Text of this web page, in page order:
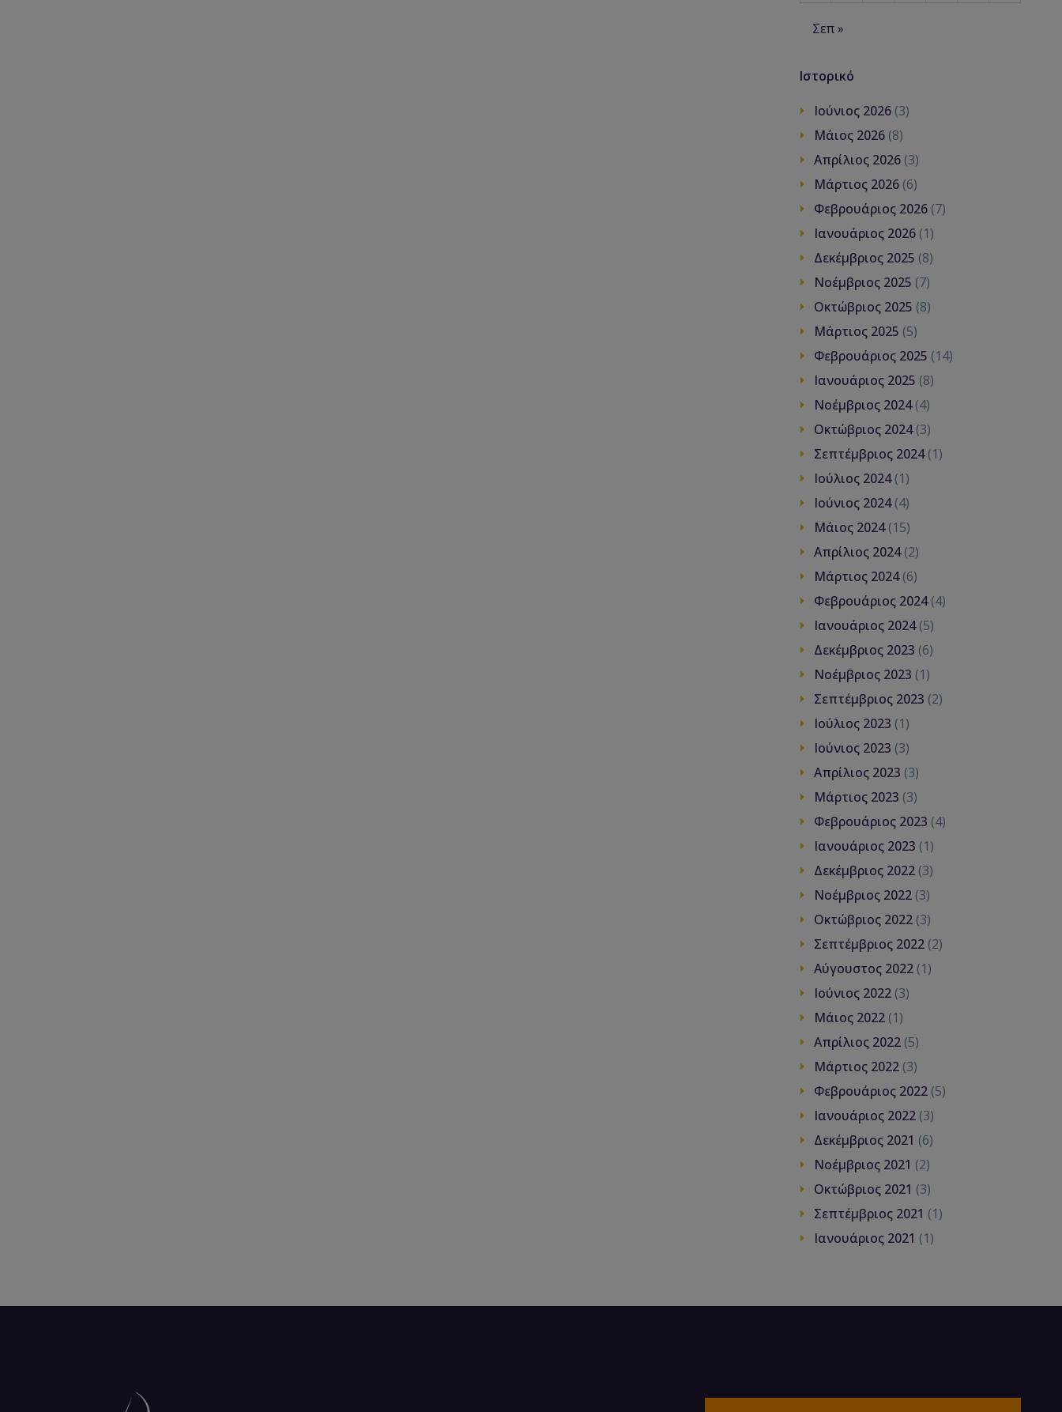
Σεπ »
Ιστορικό
Ιούνιος 2026 (3)
Μάιος 2026 (8)
Απρίλιος 2026 (3)
Μάρτιος 2026 (6)
Φεβρουάριος 2026 (7)
Ιανουάριος 2026 (1)
Δεκέμβριος 2025 (8)
Νοέμβριος 2025 (7)
Οκτώβριος 2025 (8)
Μάρτιος 2025 (5)
Φεβρουάριος 2025 (14)
Ιανουάριος 2025 (8)
Νοέμβριος 2024(4)
Οκτώβριος 2024(3)
Σεπτέμβριος 2024(1)
Ιούλιος 2024(1)
Ιούνιος 2024(4)
Μάιος 2024(15)
Απρίλιος 2024(2)
Μάρτιος 2024(6)
Φεβρουάριος 2024(4)
Ιανουάριος 2024(5)
Δεκέμβριος 2023 (6)
Νοέμβριος 2023 (1)
Σεπτέμβριος 2023 (2)
Ιούλιος 2023 (1)
Ιούνιος 2023 (3)
Απρίλιος 2023 (3)
Μάρτιος 2023 (3)
Φεβρουάριος 2023 (4)
Ιανουάριος 2023 (1)
Δεκέμβριος 2022 (3)
Νοέμβριος 2022 (3)
Οκτώβριος 2022 (3)
Σεπτέμβριος 2022 (2)
Αύγουστος 2022 (1)
Ιούνιος 2022 (3)
Μάιος 2022 (1)
Απρίλιος 2022 (5)
Μάρτιος 2022 (3)
Φεβρουάριος 2022 (5)
Ιανουάριος 2022 (3)
Δεκέμβριος 2021 (6)
Νοέμβριος 2021 (2)
Οκτώβριος 2021 (3)
Σεπτέμβριος 2021 (1)
Ιανουάριος 2021 (1)